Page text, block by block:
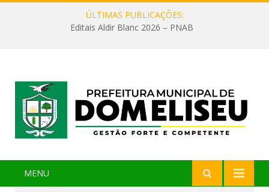
ÚLTIMAS PUBLICAÇÕES:
Editais Aldir Blanc 2026 – PNAB
MENU